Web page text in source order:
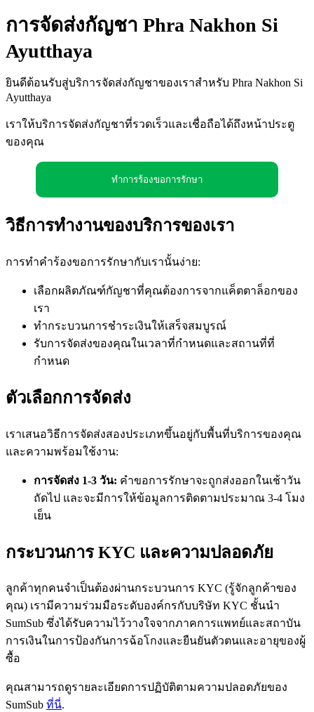
การจัดส่งกัญชา Phra Nakhon Si
Ayutthaya
ยินดีต้อนรับสู่บริการจัดส่งกัญชาของเราสำหรับ Phra Nakhon Si
Ayutthaya
เราให้บริการจัดส่งกัญชาที่รวดเร็วและเชื่อถือได้ถึงหน้าประตู
ของคุณ
ทำการร้องขอการรักษา
วิธีการทำงานของบริการของเรา
การทำคำร้องขอการรักษากับเรานั้นง่าย:
เลือกผลิตภัณฑ์กัญชาที่คุณต้องการจากแค็ตตาล็อกของ
เรา
ทำกระบวนการชำระเงินให้เสร็จสมบูรณ์
รับการจัดส่งของคุณในเวลาที่กำหนดและสถานที่ที่
กำหนด
ตัวเลือกการจัดส่ง
เราเสนอวิธีการจัดส่งสองประเภทขึ้นอยู่กับพื้นที่บริการของคุณ
และความพร้อมใช้งาน:
การจัดส่ง 1-3 วัน: คำขอการรักษาจะถูกส่งออกในเช้าวัน
ถัดไป และจะมีการให้ข้อมูลการติดตามประมาณ 3-4 โมง
เย็น
กระบวนการ KYC และความปลอดภัย
ลูกค้าทุกคนจำเป็นต้องผ่านกระบวนการ KYC (รู้จักลูกค้าของ
คุณ) เรามีความร่วมมือระดับองค์กรกับบริษัท KYC ชั้นนำ
SumSub ซึ่งได้รับความไว้วางใจจากภาคการแพทย์และสถาบัน
การเงินในการป้องกันการฉ้อโกงและยืนยันตัวตนและอายุของผู้
ซื้อ
คุณสามารถดูรายละเอียดการปฏิบัติตามความปลอดภัยของ
SumSub ที่นี่.